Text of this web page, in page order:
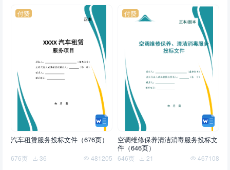
付费
汽车租赁服务投标文件（676页）
676页 36 481205
付费
空调维修保养清洁消毒服务投标文
件（646页）
646页 21 467108